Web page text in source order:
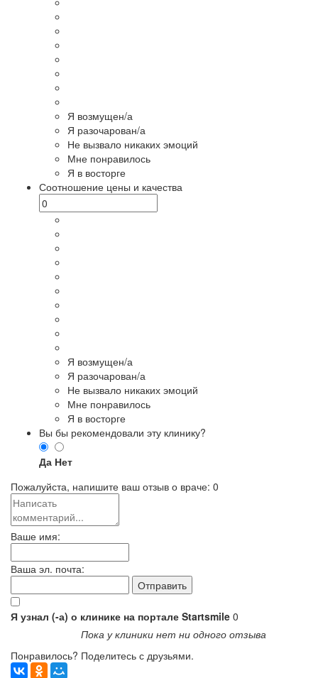
Я возмущен/а
Я разочарован/а
Не вызвало никаких эмоций
Мне понравилось
Я в восторге
Соотношение цены и качества
Я возмущен/а
Я разочарован/а
Не вызвало никаких эмоций
Мне понравилось
Я в восторге
Вы бы рекомендовали эту клинику?
Да Нет
Пожалуйста, напишите ваш отзыв о враче: 0
Ваше имя:
Ваша эл. почта:
Я узнал (-а) о клинике на портале Startsmile 0
Пока у клиники нет ни одного отзыва
Понравилось? Поделитесь с друзьями.